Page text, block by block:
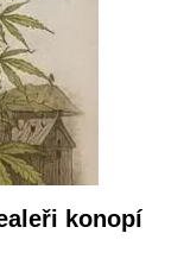
konopí